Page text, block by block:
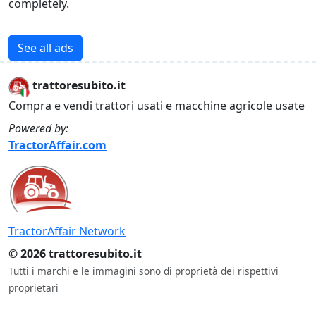
completely.
See all ads
trattoresubito.it
Compra e vendi trattori usati e macchine agricole usate
Powered by:
TractorAffair.com
TractorAffair Network
© 2026 trattoresubito.it
Tutti i marchi e le immagini sono di proprietà dei rispettivi
proprietari